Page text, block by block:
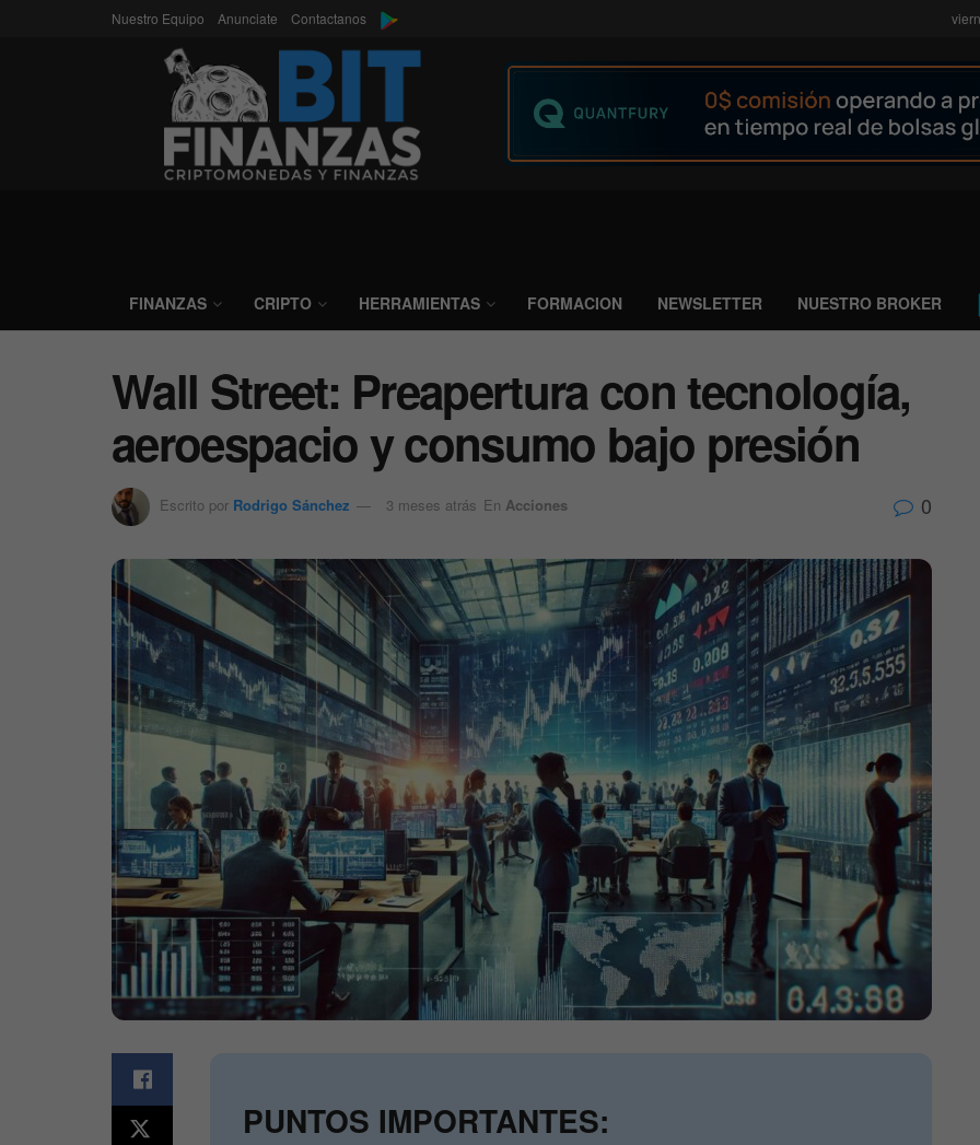
Nuestro Equipo Anunciate Contactanos
FINANZAS CRIPTO HERRAMIENTAS FORMACION NEWSLETTER NUESTRO BROKER
Wall Street: Preapertura con tecnología,
aeroespacio y consumo bajo presión
Escrito por Rodrigo Sánchez 3 meses atrás En Acciones 0
PUNTOS IMPORTANTES: